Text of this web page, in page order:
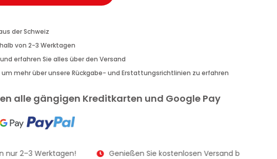
der Schweiz
von 2-3 Werktagen
erfahren Sie alles über den Versand
um mehr über unsere Rückgabe- und Erstattungsrichtlinien zu erfahren
alle gängigen Kreditkarten und Google Pay
nur 2–3 Werktagen! Genießen Sie kostenlosen Versand bei